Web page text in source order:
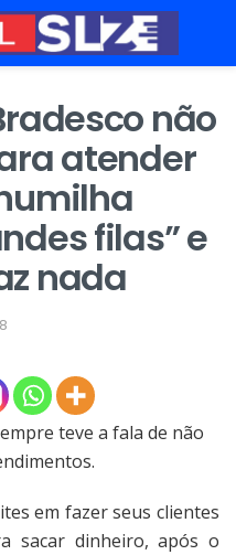
não
atender
filas” e
nada
teve a fala de não
em fazer seus clientes
sacar dinheiro, após o